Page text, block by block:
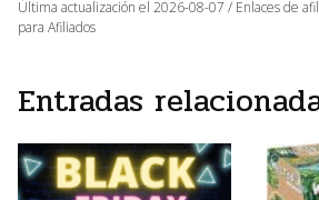
Última actualización el 2026-08-07 / Enlaces de
para Afiliados
Entradas